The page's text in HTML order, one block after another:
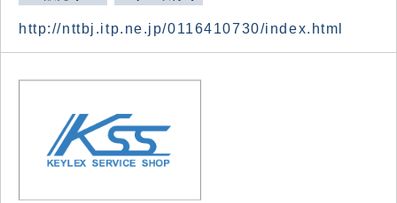
http://nttbj.itp.ne.jp/0116410730/index.html